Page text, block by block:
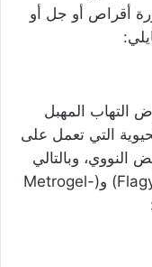
أقراص أو جل أو
التهاب المهبل
التي تعمل على
النووي، وبالتالي
يمنع تكاثرها، ويباع بالأسماء التجارية (Flagyl) و(Metrogel-